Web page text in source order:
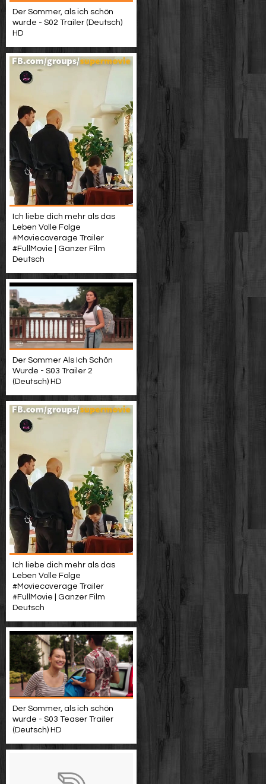
Der Sommer, als ich schön
wurde - S02 Trailer (Deutsch)
HD
Ich liebe dich mehr als das
Leben Volle Folge
#Moviecoverage Trailer
#FullMovie | Ganzer Film
Deutsch
Der Sommer Als Ich Schön
Wurde - S03 Trailer 2
(Deutsch) HD
Ich liebe dich mehr als das
Leben Volle Folge
#Moviecoverage Trailer
#FullMovie | Ganzer Film
Deutsch
Der Sommer, als ich schön
wurde - S03 Teaser Trailer
(Deutsch) HD